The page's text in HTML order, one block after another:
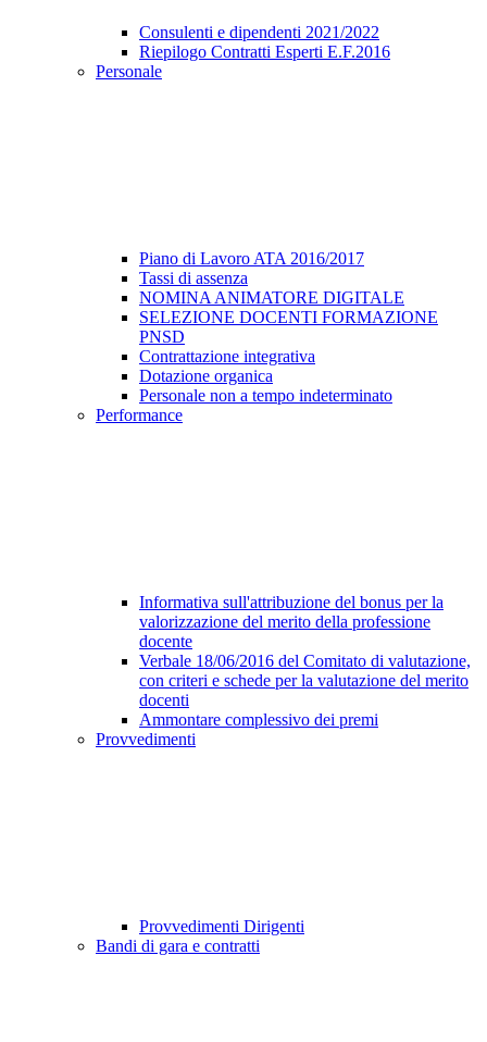
Consulenti e dipendenti 2021/2022
Riepilogo Contratti Esperti E.F.2016
Personale
Piano di Lavoro ATA 2016/2017
Tassi di assenza
NOMINA ANIMATORE DIGITALE
SELEZIONE DOCENTI FORMAZIONE
PNSD
Contrattazione integrativa
Dotazione organica
Personale non a tempo indeterminato
Performance
Informativa sull'attribuzione del bonus per la
valorizzazione del merito della professione
docente
Verbale 18/06/2016 del Comitato di valutazione,
con criteri e schede per la valutazione del merito
docenti
Ammontare complessivo dei premi
Provvedimenti
Provvedimenti Dirigenti
Bandi di gara e contratti